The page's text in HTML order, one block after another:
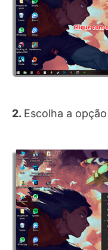
2. Escolha a opção